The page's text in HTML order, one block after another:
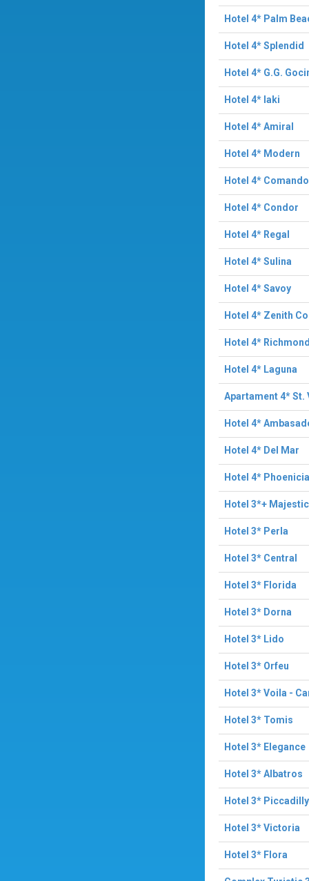
Hotel 4* Palm
Hotel 4* Splendid
Hotel 4* G.G.
Hotel 4* Iaki
Hotel 4* Amiral
Hotel 4* Modern
Hotel 4*
Hotel 4* Condor
Hotel 4* Regal
Hotel 4* Sulina
Hotel 4* Savoy
Hotel 4* Zenith
Hotel 4*
Hotel 4* Laguna
Apartament 4* St.
Hotel 4*
Hotel 4* Del Mar
Hotel 4*
Hotel 3*+ Majestic
Hotel 3* Perla
Hotel 3* Central
Hotel 3* Florida
Hotel 3* Dorna
Hotel 3* Lido
Hotel 3* Orfeu
Hotel 3* Voila -
Hotel 3* Tomis
Hotel 3* Elegance
Hotel 3* Albatros
Hotel 3* Piccadilly
Hotel 3* Victoria
Hotel 3* Flora